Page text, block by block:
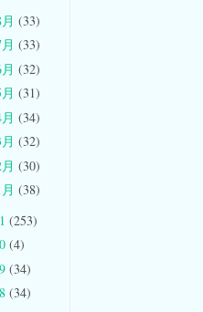
(33)
(33)
(32)
(31)
(34)
(32)
(30)
(38)
(253)
(4)
(34)
(34)